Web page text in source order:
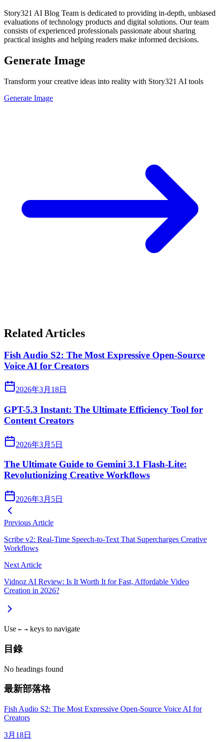
Story321 AI Blog Team is dedicated to providing in-depth, unbiased
evaluations of technology products and digital solutions. Our team
consists of experienced professionals passionate about sharing
practical insights and helping readers make informed decisions.
Generate Image
Transform your creative ideas into reality with Story321 AI tools
Generate Image
Related Articles
Fish Audio S2: The Most Expressive Open-Source
Voice AI for Creators
2026年3月18日
GPT-5.3 Instant: The Ultimate Efficiency Tool for
Content Creators
2026年3月5日
The Ultimate Guide to Gemini 3.1 Flash-Lite:
Revolutionizing Creative Workflows
2026年3月5日
Previous Article
Scribe v2: Real-Time Speech-to-Text That Supercharges Creative
Workflows
Next Article
Vidnoz AI Review: Is It Worth It for Fast, Affordable Video
Creation in 2026?
Use ← → keys to navigate
目錄
No headings found
最新部落格
Fish Audio S2: The Most Expressive Open-Source Voice AI for
Creators
3月18日